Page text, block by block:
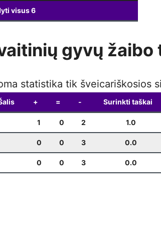
12-22 19:00
visus6
gyvų
statistika tik šveicariškosios
+ = - Surinkti taškai
1 0 2 1.0
0 0 3 0.0
0 0 3 0.0